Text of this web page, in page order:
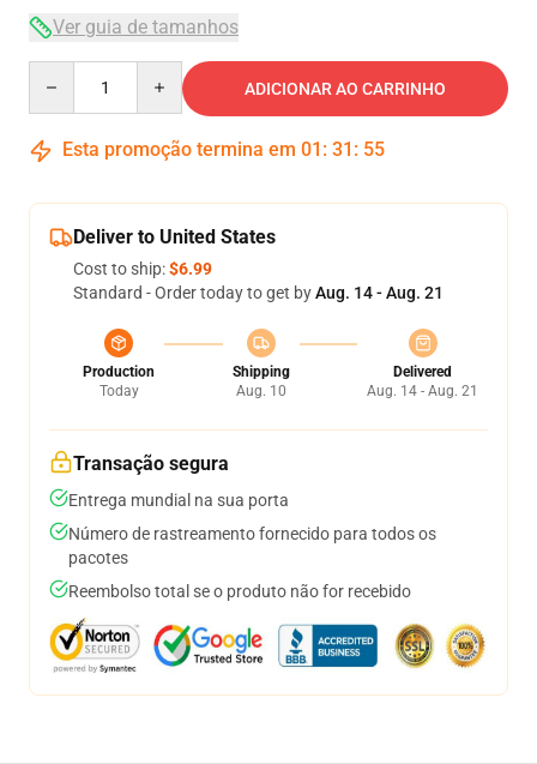
Ver guia de tamanhos
ADICIONAR AO CARRINHO
Esta promoção termina em 01 : 31 : 54
Deliver to United States
Cost to ship:$6.99
Standard - Order today to get byAug. 14 - Aug. 21
Production
Today
Shipping
Aug. 10
Delivered
Aug. 14 - Aug. 21
Transação segura
Entrega mundial na sua porta
Número de rastreamento fornecido para todos os
pacotes
Reembolso total se o produto não for recebido